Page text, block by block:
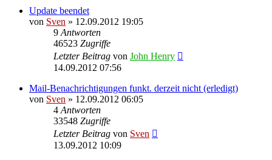
Update beendet
von Sven » 12.09.2012 19:05
9 Antworten
46523 Zugriffe
Letzter Beitrag von John Henry
14.09.2012 07:56
Mail-Benachrichtigungen funkt. derzeit nicht (erledigt)
von Sven » 12.09.2012 06:05
4 Antworten
33548 Zugriffe
Letzter Beitrag von Sven
13.09.2012 10:09